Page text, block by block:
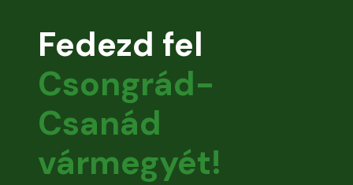
Fedezd fel
Csongrád-
Csanád
vármegyét!